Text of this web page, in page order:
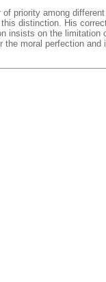
priority among
distinction. His
insists on the limitation
moral perfection and